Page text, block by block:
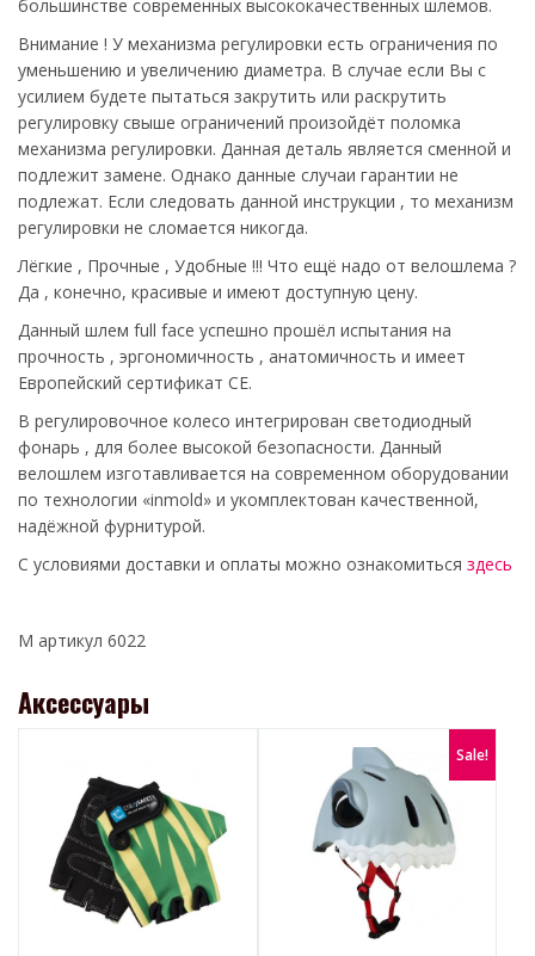
большинстве современных высококачественных шлемов.
Внимание ! У механизма регулировки есть ограничения по
уменьшению и увеличению диаметра. В случае если Вы с
усилием будете пытаться закрутить или раскрутить
регулировку свыше ограничений произойдёт поломка
механизма регулировки. Данная деталь является сменной и
подлежит замене. Однако данные случаи гарантии не
подлежат. Если следовать данной инструкции , то механизм
регулировки не сломается никогда.
Лёгкие , Прочные , Удобные !!! Что ещё надо от велошлема ?
Да , конечно, красивые и имеют доступную цену.
Данный шлем full face успешно прошёл испытания на
прочность , эргономичность , анатомичность и имеет
Европейский сертификат CE.
В регулировочное колесо интегрирован светодиодный
фонарь , для более высокой безопасности. Данный
велошлем изготавливается на современном оборудовании
по технологии «inmold» и укомплектован качественной,
надёжной фурнитурой.
С условиями доставки и оплаты можно ознакомиться здесь
М артикул 6022
Аксессуары
Sale!